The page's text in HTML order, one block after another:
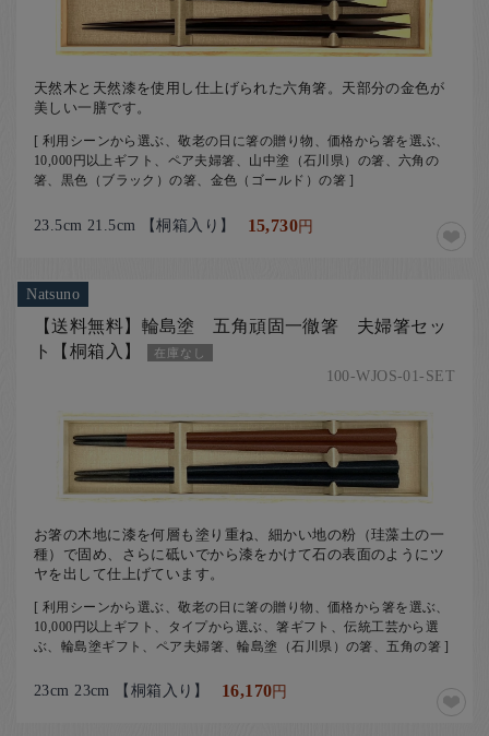
天然木と天然漆を使用し仕上げられた六角箸。天部分の金色が
美しい一膳です。
[ 利用シーンから選ぶ、敬老の日に箸の贈り物、価格から箸を選ぶ、
10,000円以上ギフト、ペア夫婦箸、山中塗（石川県）の箸、六角の
箸、黒色（ブラック）の箸、金色（ゴールド）の箸 ]
23.5cm 21.5cm 【桐箱入り】 15,730円
Natsuno
【送料無料】輪島塗 五角頑固一徹箸 夫婦箸セッ
ト【桐箱入】
在庫なし
100-WJOS-01-SET
お箸の木地に漆を何層も塗り重ね、細かい地の粉（珪藻土の一
種）で固め、さらに砥いでから漆をかけて石の表面のようにツ
ヤを出して仕上げています。
[ 利用シーンから選ぶ、敬老の日に箸の贈り物、価格から箸を選ぶ、
10,000円以上ギフト、タイプから選ぶ、箸ギフト、伝統工芸から選
ぶ、輪島塗ギフト、ペア夫婦箸、輪島塗（石川県）の箸、五角の箸 ]
23cm 23cm 【桐箱入り】 16,170円